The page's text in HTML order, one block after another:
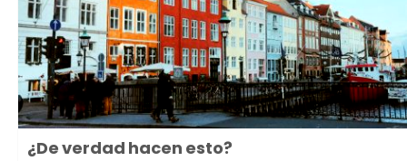
¿De verdad hacen esto?